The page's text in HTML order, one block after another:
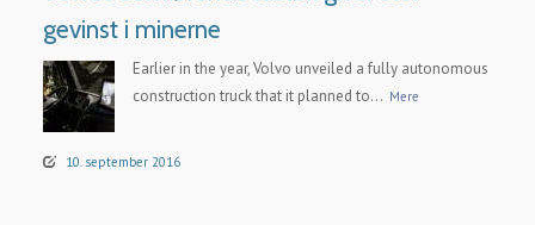
gevinst i minerne
Earlier in the year, Volvo unveiled a fully autonomous
construction truck that it planned to... Mere
10. september 2016